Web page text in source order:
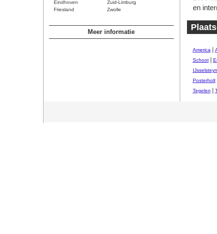
Eindhoven
Zuid-Limburg
Friesland
Zwolle
Meer informatie
en
America|
Schoot|
Posterholt
Tegelen